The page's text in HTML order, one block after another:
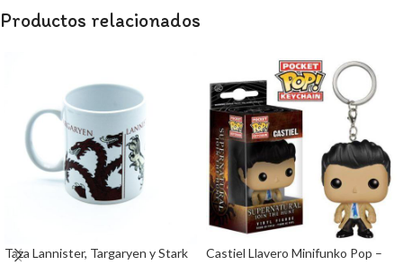
Productos relacionados
Taza Lannister, Targaryen y Stark
Castiel Llavero Minifunko Pop –